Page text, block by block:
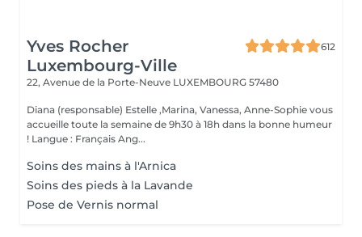
Yves Rocher
Luxembourg-Ville
612
22, Avenue de la Porte-Neuve LUXEMBOURG 57480
Diana (responsable) Estelle ,Marina, Vanessa, Anne-Sophie vous
accueille toute la semaine de 9h30 à 18h dans la bonne humeur
! Langue : Français Ang...
Soins des mains à l'Arnica
Soins des pieds à la Lavande
Pose de Vernis normal